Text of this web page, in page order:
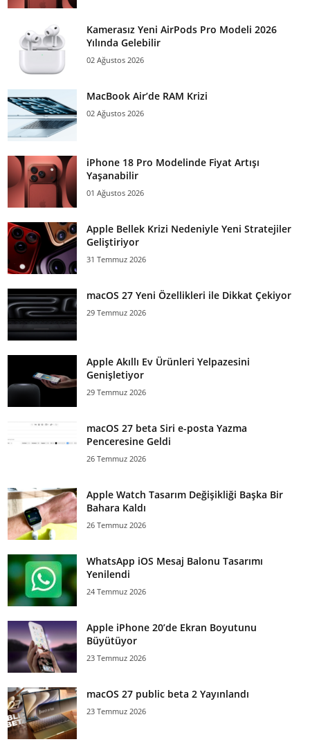
Kamerasız Yeni AirPods Pro Modeli 2026
Yılında Gelebilir
02 Ağustos 2026
MacBook Air’de RAM Krizi
02 Ağustos 2026
iPhone 18 Pro Modelinde Fiyat Artışı
Yaşanabilir
01 Ağustos 2026
Apple Bellek Krizi Nedeniyle Yeni Stratejiler
Geliştiriyor
31 Temmuz 2026
macOS 27 Yeni Özellikleri ile Dikkat Çekiyor
29 Temmuz 2026
Apple Akıllı Ev Ürünleri Yelpazesini
Genişletiyor
29 Temmuz 2026
macOS 27 beta Siri e-posta Yazma
Penceresine Geldi
26 Temmuz 2026
Apple Watch Tasarım Değişikliği Başka Bir
Bahara Kaldı
26 Temmuz 2026
WhatsApp iOS Mesaj Balonu Tasarımı
Yenilendi
24 Temmuz 2026
Apple iPhone 20’de Ekran Boyutunu
Büyütüyor
23 Temmuz 2026
macOS 27 public beta 2 Yayınlandı
23 Temmuz 2026